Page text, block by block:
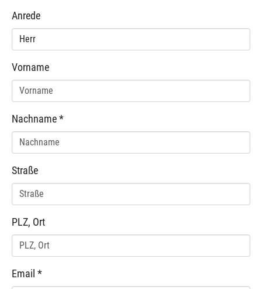
Anrede
Vorname
Nachname *
Straße
PLZ, Ort
Email *